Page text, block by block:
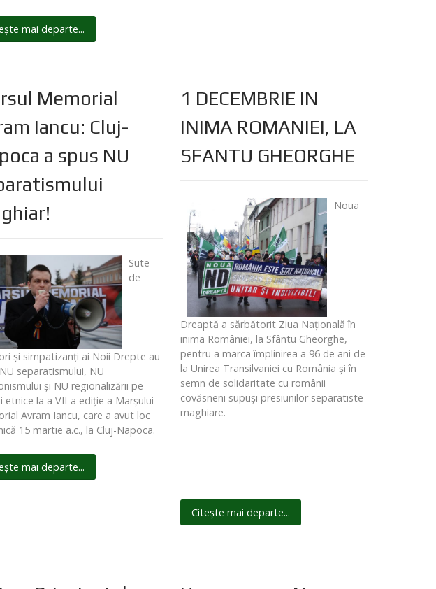
mai departe...
Memorial
Iancu: Cluj-
a spus NU
Sute
de
şi simpatizanţi ai Noii Drepte au
separatismului, NU
şi NU regionalizării pe
etnice la a VII-a ediţie a Marşului
Avram Iancu, care a avut loc
15 martie a.c., la Cluj-Napoca.
mai departe...
1 DECEMBRIE IN
INIMA ROMANIEI, LA
SFANTU GHEORGHE
Noua
Dreaptă a sărbătorit Ziua Naţională în
inima României, la Sfântu Gheorghe,
pentru a marca împlinirea a 96 de ani de
la Unirea Transilvaniei cu România şi în
semn de solidaritate cu românii
covăsneni supuşi presiunilor separatiste
maghiare.
Citește mai departe...